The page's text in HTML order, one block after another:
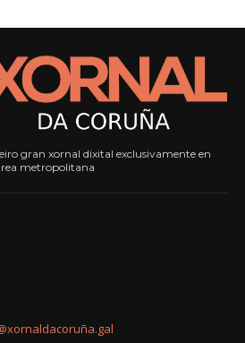
gran xornal dixital exclusivamente en
metropolitana